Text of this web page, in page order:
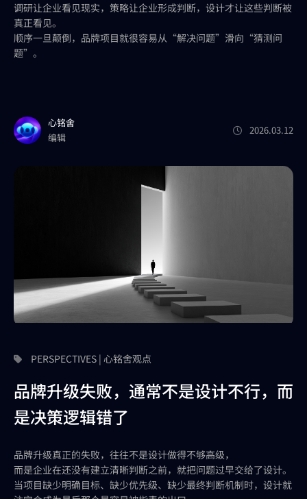
调研让企业看见现实，策略让企业形成判断，设计才让这些判断被
真正看见。
顺序一旦颠倒，品牌项目就很容易从“解决问题”滑向“猜测问
题”。
心铭舍
编辑
2026.03.12
PERSPECTIVES | 心铭舍观点
品牌升级失败，通常不是设计不行，而
是决策逻辑错了
品牌升级真正的失败，往往不是设计做得不够高级，
而是企业在还没有建立清晰判断之前，就把问题过早交给了设计。
当项目缺少明确目标、缺少优先级、缺少最终判断机制时，设计就